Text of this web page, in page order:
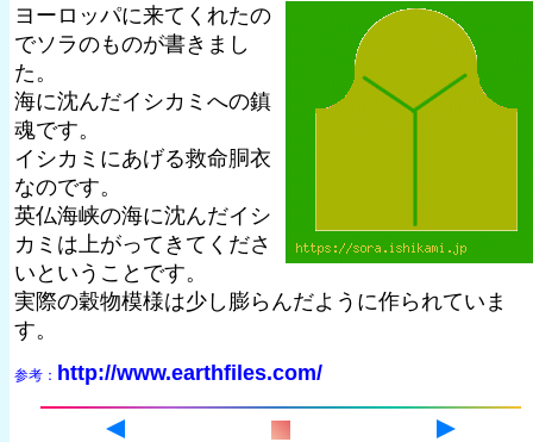
ヨーロッパに来てくれたの
でソラのものが書きまし
た。
海に沈んだイシカミへの鎮
魂です。
イシカミにあげる救命胴衣
なのです。
英仏海峡の海に沈んだイシ
カミは上がってきてくださ
いということです。
実際の穀物模様は少し膨らんだように作られていま
す。
参考： http://www.earthfiles.com/